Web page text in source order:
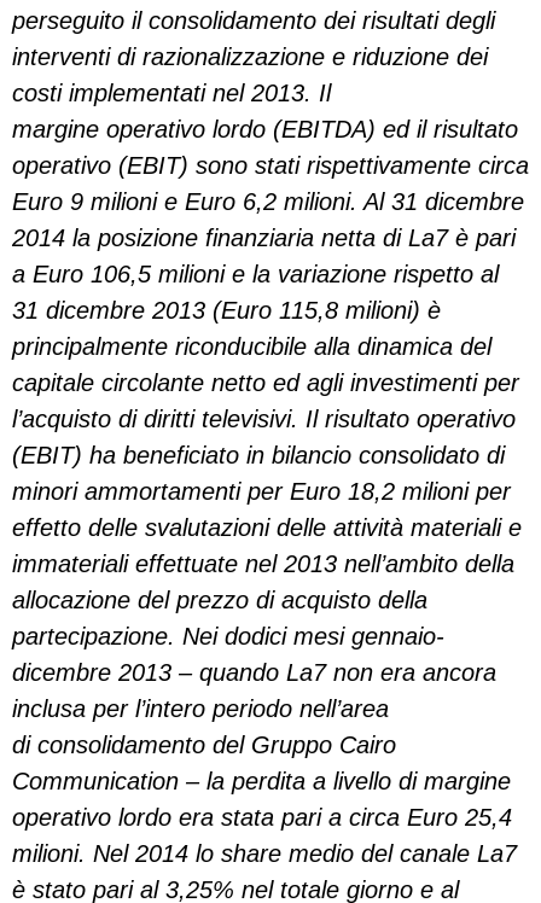
perseguito il consolidamento dei risultati degli
interventi di razionalizzazione e riduzione dei
costi implementati nel 2013. Il
margine operativo lordo (EBITDA) ed il risultato
operativo (EBIT) sono stati rispettivamente circa
Euro 9 milioni e Euro 6,2 milioni. Al 31 dicembre
2014 la posizione finanziaria netta di La7 è pari
a Euro 106,5 milioni e la variazione rispetto al
31 dicembre 2013 (Euro 115,8 milioni) è
principalmente riconducibile alla dinamica del
capitale circolante netto ed agli investimenti per
l’acquisto di diritti televisivi. Il risultato operativo
(EBIT) ha beneficiato in bilancio consolidato di
minori ammortamenti per Euro 18,2 milioni per
effetto delle svalutazioni delle attività materiali e
immateriali effettuate nel 2013 nell’ambito della
allocazione del prezzo di acquisto della
partecipazione. Nei dodici mesi gennaio-
dicembre 2013 – quando La7 non era ancora
inclusa per l’intero periodo nell’area
di consolidamento del Gruppo Cairo
Communication – la perdita a livello di margine
operativo lordo era stata pari a circa Euro 25,4
milioni. Nel 2014 lo share medio del canale La7
è stato pari al 3,25% nel totale giorno e al